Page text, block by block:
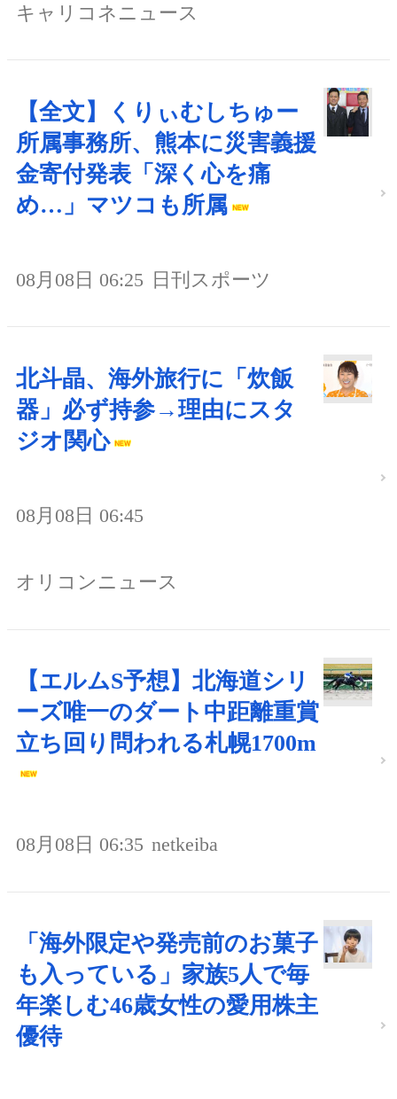
キャリコネニュース
【全文】くりぃむしちゅー
所属事務所、熊本に災害義援
金寄付発表「深く心を痛
め…」マツコも所属
08月08日 06:25 日刊スポーツ
北斗晶、海外旅行に「炊飯
器」必ず持参→理由にスタ
ジオ関心
08月08日 06:45
オリコンニュース
【エルムS予想】北海道シリ
ーズ唯一のダート中距離重賞
立ち回り問われる札幌1700m
08月08日 06:35 netkeiba
「海外限定や発売前のお菓子
も入っている」家族5人で毎
年楽しむ46歳女性の愛用株主
優待